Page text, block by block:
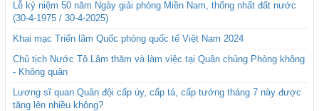
Lễ kỷ niệm 50 năm Ngày giải phóng Miền Nam, thống nhất đất nước
(30-4-1975 / 30-4-2025)
Khai mạc Triển lãm Quốc phòng quốc tế Việt Nam 2024
Chủ tịch Nước Tô Lâm thăm và làm việc tại Quân chủng Phòng không
- Không quân
Lương sĩ quan Quân đội cấp úy, cấp tá, cấp tướng tháng 7 này được
tăng lên nhiều không?